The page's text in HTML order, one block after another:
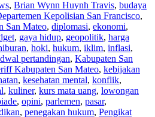
, Brian Wynn Huynh Travis, budaya
Kepolisian San Francisco,
San Mateo, diplomasi, ekonomi,
, gaya hidup, geopolitik, harga
, hoki, hukum, iklim, inflasi,
pertandingan, Kabupaten San
Kabupaten San Mateo, kebijakan
, kesehatan mental, konflik,
, kuliner, kurs mata uang, lowongan
, opini, parlemen, pasar,
, penegakan hukum, Pengikat